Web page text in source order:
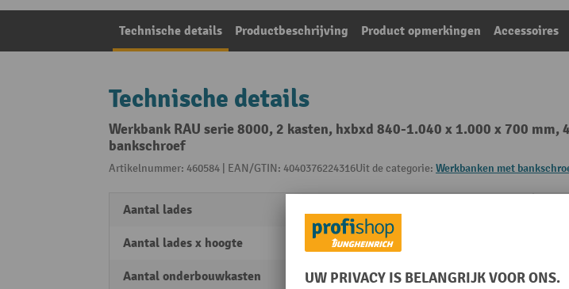
Technische details Productbeschrijving Product opmerkingen Accessoires
Technische details
Werkbank RAU serie 8000, 2 kasten, hxbxd 840-1.040 x 1.000 x 700
bankschroef
Artikelnummer: 460584 | EAN/GTIN: 4040376224316Uit de categorie: Werkbanken met
Aantal lades
Aantal lades x hoogte 2 x 120, 2 x 150 mm
Aantal onderbouwkasten 2